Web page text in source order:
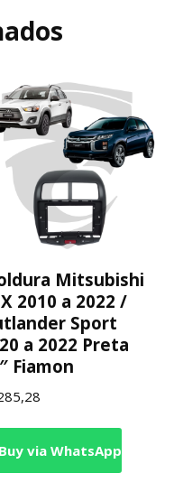
Mitsubishi
2010 a 2022 /
Sport
a 2022 Preta
Fiamon
Buy via WhatsApp